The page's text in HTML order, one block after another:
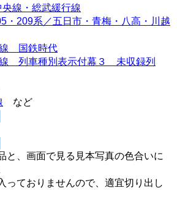
線・総武緩行線
・209系／五日市・青梅・八高・川越
線 国鉄時代
線 列車種別表示付幕３ 未収録列
など
と、画面で見る見本写真の色合いに
っておりませんので、適宜切り出し